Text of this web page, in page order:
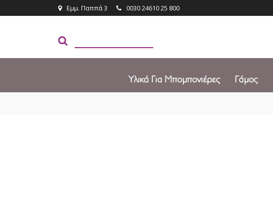
Εμμ. Παππά 3 0030 24610 25 800
Υλικά Για Μπομπονιέρες Γάμος